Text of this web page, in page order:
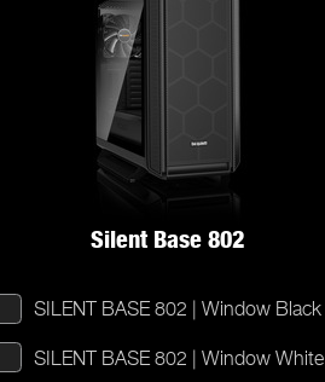
Silent Base 802
SILENT BASE 802 | Window Black
SILENT BASE 802 | Window White